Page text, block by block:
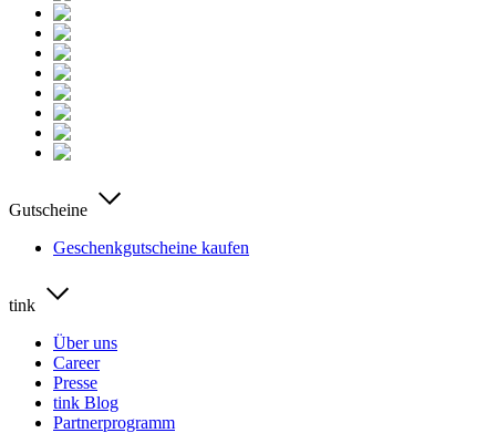
Gutscheine
Geschenkgutscheine kaufen
tink
Über uns
Career
Presse
tink Blog
Partnerprogramm